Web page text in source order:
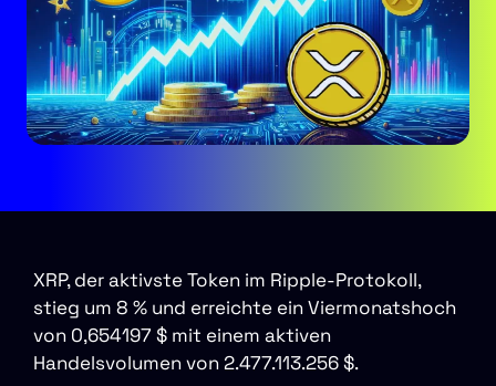
XRP, der aktivste Token im Ripple-Protokoll,
stieg um 8 % und erreichte ein Viermonatshoch
von 0,654197 $ mit einem aktiven
Handelsvolumen von 2.477.113.256 $.